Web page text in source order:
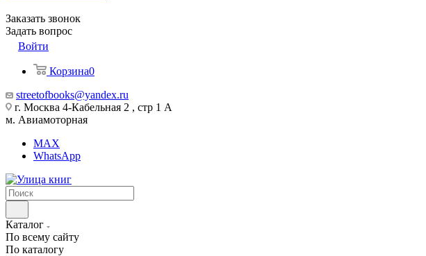
Заказать звонок
Задать вопрос
Войти
Корзина0
streetofbooks@yandex.ru
г. Москва 4-Кабельная 2 , стр 1 А
м. Авиамоторная
MAX
WhatsApp
Каталог
По всему сайту
По каталогу